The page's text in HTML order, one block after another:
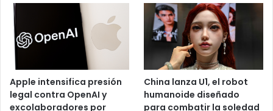
Apple intensifica presión
legal contra OpenAI y
excolaboradores por
China lanza U1, el robot
humanoide diseñado
para combatir la soledad